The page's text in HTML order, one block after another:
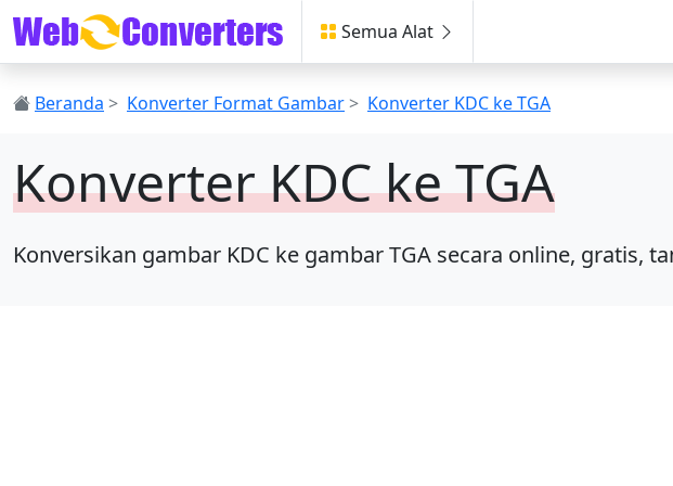
Semua Alat
Beranda > Konverter Format Gambar> Konverter KDC ke TGA
Konverter KDC ke TGA
Konversikan gambar KDC ke gambar TGA secara online, gratis,